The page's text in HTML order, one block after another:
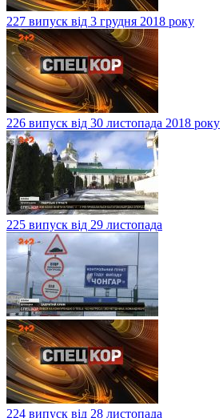
227 випуск від 3 грудня 2018 року
226 випуск від 30 листопада 2018 року
225 випуск від 29 листопада
224 випуск від 28 листопада